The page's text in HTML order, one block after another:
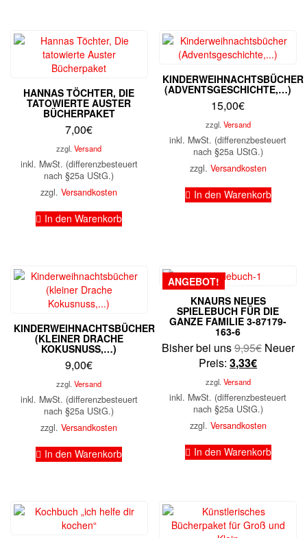
HANNAS TÖCHTER, DIE
TATOWIERTE AUSTER
BÜCHERPAKET
7,00€
zzgl.Versand
inkl. MwSt. (differenzbesteuert
nach §25a UStG.)
zzgl.Versandkosten
In den Warenkorb
KINDERWEIHNACHTSBÜCHER
(ADVENTSGESCHICHTE,…)
15,00€
zzgl. Versand
inkl. MwSt. (differenzbesteuert
nach §25a UStG.)
zzgl. Versandkosten
In den Warenkorb
KINDERWEIHNACHTSBÜCHER
(KLEINER DRACHE
KOKUSNUSS,…)
9,00€
zzgl.Versand
inkl. MwSt. (differenzbesteuert
nach §25a UStG.)
zzgl.Versandkosten
In den Warenkorb
ANGEBOT!
KNAURS NEUES
SPIELEBUCH FÜR DIE
GANZE FAMILIE 3-87179-
163-6
Bisher bei uns9,95€
9,95€
Neuer
Preis: 3,33€Aktueller
ist:
3,33€.
zzgl. Versand
inkl. MwSt. (differenzbesteuert
nach §25a UStG.)
zzgl. Versandkosten
In den Warenkorb